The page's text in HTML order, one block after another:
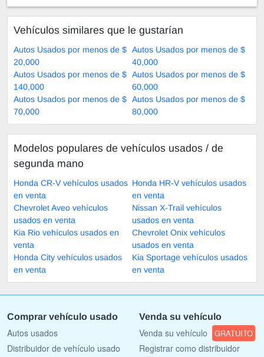
Vehículos similares que le gustarían
Autos Usados por menos de $
20,000
Autos Usados por menos de $
40,000
Autos Usados por menos de $
140,000
Autos Usados por menos de $
60,000
Autos Usados por menos de $
70,000
Autos Usados por menos de $
80,000
Modelos populares de vehículos usados ​​/ de
segunda mano
Honda CR-V vehículos usados
en venta
Honda HR-V vehículos usados
en venta
Chevrolet Aveo vehículos
usados en venta
Nissan X-Trail vehículos
usados en venta
Kia Rio vehículos usados en
venta
Chevrolet Onix vehículos
usados en venta
Honda City vehículos usados
en venta
Kia Sportage vehículos usados
en venta
Comprar vehículo usado
Autos usados
Distribuidor de vehículo usado
Venda su vehículo
Venda su vehículo GRATUITO
Registrar como distribuidor